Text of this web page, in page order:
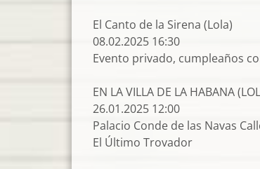
El Canto de la Sirena (Lola)
08.02.2025 16:30
Evento privado, cumpleaños
EN LA VILLA DE LA HABANA
26.01.2025 12:00
Palacio Conde de las Navas
El Último Trovador